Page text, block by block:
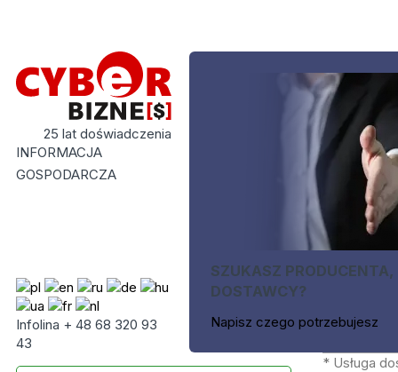
25 lat doświadczenia
INFORMACJA
GOSPODARCZA
Infolina + 48 68 320 93
43
SZUKASZ PRODUCENTA,
DOSTAWCY?
Napisz czego potrzebujesz
* Usługa